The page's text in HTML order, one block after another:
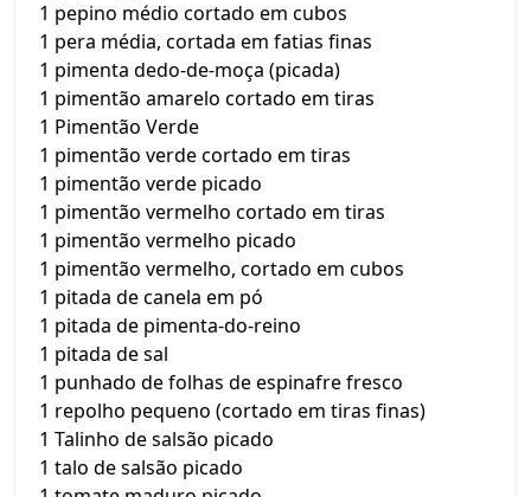
1 pepino médio cortado em cubos
1 pera média, cortada em fatias finas
1 pimenta dedo-de-moça (picada)
1 pimentão amarelo cortado em tiras
1 Pimentão Verde
1 pimentão verde cortado em tiras
1 pimentão verde picado
1 pimentão vermelho cortado em tiras
1 pimentão vermelho picado
1 pimentão vermelho, cortado em cubos
1 pitada de canela em pó
1 pitada de pimenta-do-reino
1 pitada de sal
1 punhado de folhas de espinafre fresco
1 repolho pequeno (cortado em tiras finas)
1 Talinho de salsão picado
1 talo de salsão picado